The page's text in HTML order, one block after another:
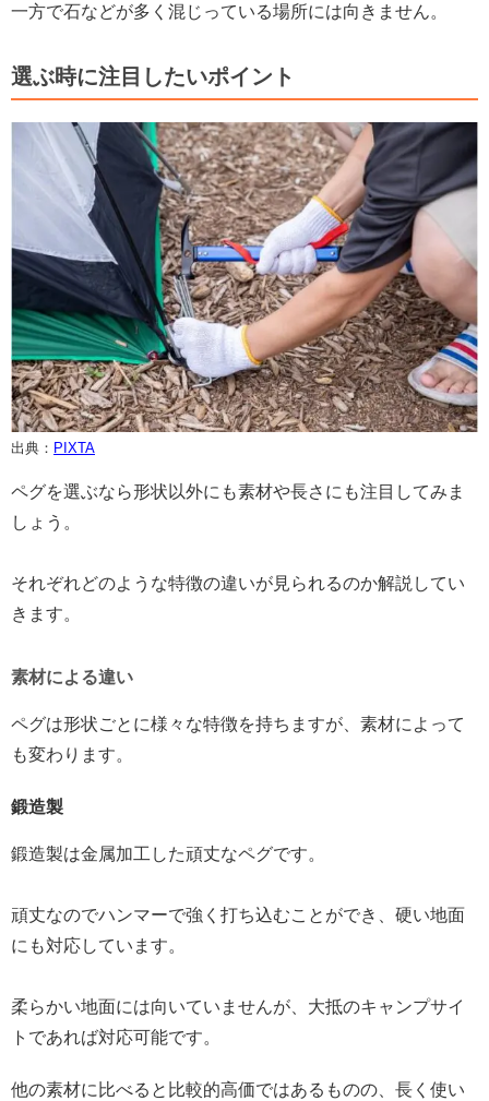
一方で石などが多く混じっている場所には向きません。
選ぶ時に注目したいポイント
出典： PIXTA
ペグを選ぶなら形状以外にも素材や長さにも注目してみま
しょう。
それぞれどのような特徴の違いが見られるのか解説してい
きます。
素材による違い
ペグは形状ごとに様々な特徴を持ちますが、素材によって
も変わります。
鍛造製
鍛造製は金属加工した頑丈なペグです。
頑丈なのでハンマーで強く打ち込むことができ、硬い地面
にも対応しています。
柔らかい地面には向いていませんが、大抵のキャンプサイ
トであれば対応可能です。
他の素材に比べると比較的高価ではあるものの、長く使い